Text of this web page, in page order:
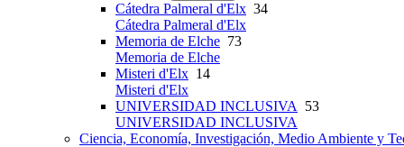
Cátedra Palmeral d'Elx 34
Cátedra Palmeral d'Elx
Memoria de Elche 73
Memoria de Elche
Misteri d'Elx 14
Misteri d'Elx
UNIVERSIDAD INCLUSIVA
53
UNIVERSIDAD INCLUSIVA
Ciencia, Economía, Investigación, Medio Ambiente y